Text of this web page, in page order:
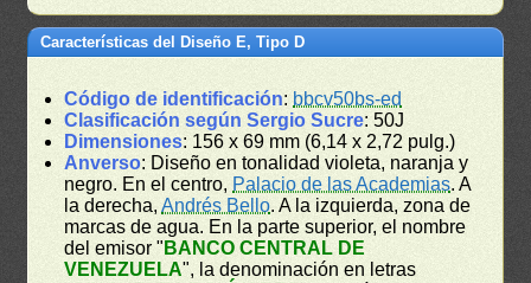
Características del Diseño E, Tipo D
Código de identificación: bbcv50bs-ed
Clasificación según Sergio Sucre: 50J
Dimensiones: 156 x 69 mm (6,14 x 2,72 pulg.)
Anverso: Diseño en tonalidad violeta, naranja y
negro. En el centro, Palacio de las Academias. A
la derecha,Andrés Bello. A la izquierda, zona de
marcas de agua. En la parte superior, el nombre
del emisor " BANCO CENTRAL DE
VENEZUELA", la denominación en letras